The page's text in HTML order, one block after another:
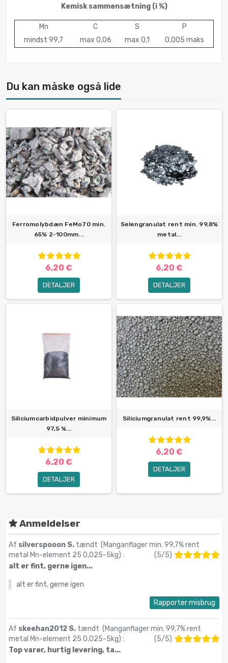
Kemisk sammensætning (i %)
Mn C S
P
mindst 99,7
max 0,06 max 0,1 0,005 maks
Du kan måske også lide
Ferromolybdæn FeMo70 min.
65% 2-100mm...
6,20 €
DETALJER
Selengranulat rent min. 99,8%
metal...
6,20 €
DETALJER
Siliciumcarbidpulver minimum
97,5 %...
6,20 €
DETALJER
Siliciumgranulat rent 99,9%...
6,20 €
DETALJER
Anmeldelser
Af silverspooon S. tændt (Manganflager min. 99,7% rent
metal Mn-element 25 0,025-5kg) : (5/5)
alt er fint, gerne igen...
alt er fint, gerne igen
Rapporter misbrug
Af skeehan2012 S. tændt (Manganflager min. 99,7% rent
metal Mn-element 25 0,025-5kg) : (5/5)
Top varer, hurtig levering, ta...